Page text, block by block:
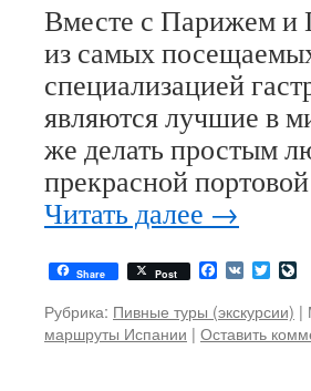
Вместе с Парижем и
из самых
специализацией
являются лучшие в
же делать простым
прекрасной
Читать далее →
Share Post Facebook
VK
Рубрика: Пивные туры (экскурсии) |
маршруты Испании | Оставить